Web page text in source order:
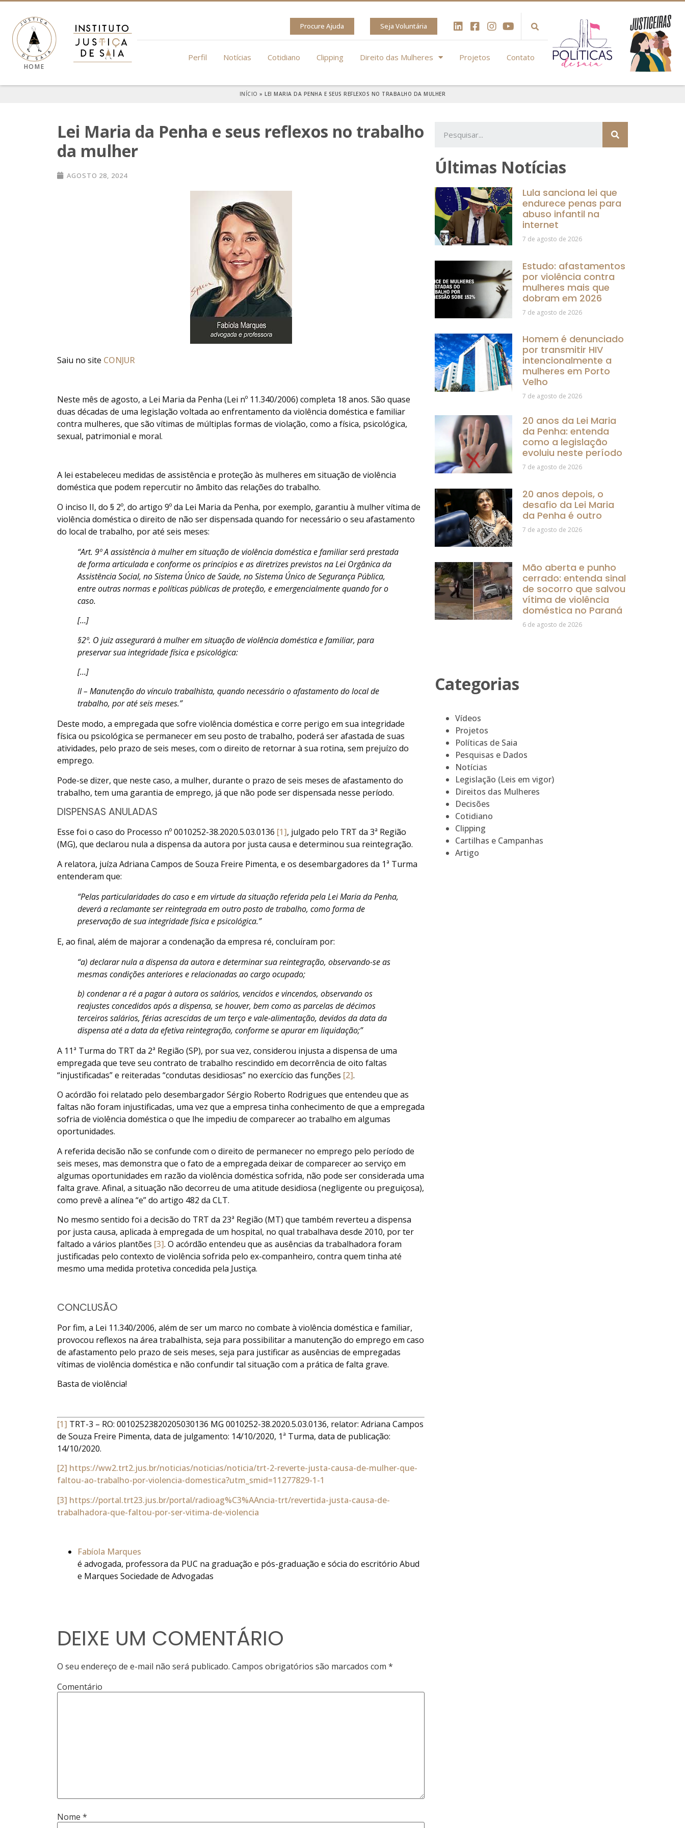
HOME
Procure Ajuda Seja Voluntária
Perfil Notícias Cotidiano Clipping Direito das Mulheres Projetos Contato
INÍCIO »LEI MARIA DA PENHA E SEUS REFLEXOS NO TRABALHO DA MULHER
Lei Maria da Penha e seus reflexos no trabalho
da mulher
AGOSTO 28, 2024
Saiu no site CONJUR
Neste mês de agosto, a Lei Maria da Penha (Lei nº 11.340/2006) completa 18 anos. São quase
duas décadas de uma legislação voltada ao enfrentamento da violência doméstica e familiar
contra mulheres, que são vítimas de múltiplas formas de violação, como a física, psicológica,
sexual, patrimonial e moral.
A lei estabeleceu medidas de assistência e proteção às mulheres em situação de violência
doméstica que podem repercutir no âmbito das relações do trabalho.
O inciso II, do § 2º, do artigo 9º da Lei Maria da Penha, por exemplo, garantiu à mulher vítima de
violência doméstica o direito de não ser dispensada quando for necessário o seu afastamento
do local de trabalho, por até seis meses:
“Art. 9º A assistência à mulher em situação de violência doméstica e familiar será prestada
de forma articulada e conforme os princípios e as diretrizes previstos na Lei Orgânica da
Assistência Social, no Sistema Único de Saúde, no Sistema Único de Segurança Pública,
entre outras normas e políticas públicas de proteção, e emergencialmente quando for o
caso.
[…]
§2º. O juiz assegurará à mulher em situação de violência doméstica e familiar, para
preservar sua integridade física e psicológica:
[…]
II – Manutenção do vínculo trabalhista, quando necessário o afastamento do local de
trabalho, por até seis meses.”
Deste modo, a empregada que sofre violência doméstica e corre perigo em sua integridade
física ou psicológica se permanecer em seu posto de trabalho, poderá ser afastada de suas
atividades, pelo prazo de seis meses, com o direito de retornar à sua rotina, sem prejuízo do
emprego.
Pode-se dizer, que neste caso, a mulher, durante o prazo de seis meses de afastamento do
trabalho, tem uma garantia de emprego, já que não pode ser dispensada nesse período.
DISPENSAS ANULADAS
Esse foi o caso do Processo nº 0010252-38.2020.5.03.0136 [1], julgado pelo TRT da 3ª Região
(MG), que declarou nula a dispensa da autora por justa causa e determinou sua reintegração.
A relatora, juíza Adriana Campos de Souza Freire Pimenta, e os desembargadores da 1ª Turma
entenderam que:
“Pelas particularidades do caso e em virtude da situação referida pela Lei Maria da Penha,
deverá a reclamante ser reintegrada em outro posto de trabalho, como forma de
preservação de sua integridade física e psicológica.”
E, ao final, além de majorar a condenação da empresa ré, concluíram por:
“a) declarar nula a dispensa da autora e determinar sua reintegração, observando-se as
mesmas condições anteriores e relacionadas ao cargo ocupado;
b) condenar a ré a pagar à autora os salários, vencidos e vincendos, observando os
reajustes concedidos após a dispensa, se houver, bem como as parcelas de décimos
terceiros salários, férias acrescidas de um terço e vale-alimentação, devidos da data da
dispensa até a data da efetiva reintegração, conforme se apurar em liquidação;”
A 11ª Turma do TRT da 2ª Região (SP), por sua vez, considerou injusta a dispensa de uma
empregada que teve seu contrato de trabalho rescindido em decorrência de oito faltas
“injustificadas” e reiteradas “condutas desidiosas” no exercício das funções [2].
O acórdão foi relatado pelo desembargador Sérgio Roberto Rodrigues que entendeu que as
faltas não foram injustificadas, uma vez que a empresa tinha conhecimento de que a empregada
sofria de violência doméstica o que lhe impediu de comparecer ao trabalho em algumas
oportunidades.
A referida decisão não se confunde com o direito de permanecer no emprego pelo período de
seis meses, mas demonstra que o fato de a empregada deixar de comparecer ao serviço em
algumas oportunidades em razão da violência doméstica sofrida, não pode ser considerada uma
falta grave. Afinal, a situação não decorreu de uma atitude desidiosa (negligente ou preguiçosa),
como prevê a alínea “e” do artigo 482 da CLT.
No mesmo sentido foi a decisão do TRT da 23ª Região (MT) que também reverteu a dispensa
por justa causa, aplicada à empregada de um hospital, no qual trabalhava desde 2010, por ter
faltado a vários plantões [3]. O acórdão entendeu que as ausências da trabalhadora foram
justificadas pelo contexto de violência sofrida pelo ex-companheiro, contra quem tinha até
mesmo uma medida protetiva concedida pela Justiça.
CONCLUSÃO
Por fim, a Lei 11.340/2006, além de ser um marco no combate à violência doméstica e familiar,
provocou reflexos na área trabalhista, seja para possibilitar a manutenção do emprego em caso
de afastamento pelo prazo de seis meses, seja para justificar as ausências de empregadas
vítimas de violência doméstica e não confundir tal situação com a prática de falta grave.
Basta de violência!
[1] TRT-3 – RO: 00102523820205030136 MG 0010252-38.2020.5.03.0136, relator: Adriana Campos
de Souza Freire Pimenta, data de julgamento: 14/10/2020, 1ª Turma, data de publicação:
14/10/2020.
[2] https://ww2.trt2.jus.br/noticias/noticias/noticia/trt-2-reverte-justa-causa-de-mulher-que-
faltou-ao-trabalho-por-violencia-domestica?utm_smid=11277829-1-1
[3] https://portal.trt23.jus.br/portal/radioag%C3%AAncia-trt/revertida-justa-causa-de-
trabalhadora-que-faltou-por-ser-vitima-de-violencia
Fabíola Marques
é advogada, professora da PUC na graduação e pós-graduação e sócia do escritório Abud
e Marques Sociedade de Advogadas
DEIXE UM COMENTÁRIO
O seu endereço de e-mail não será publicado. Campos obrigatórios são marcados com *
Comentário
Nome *
Últimas Notícias
Lula sanciona lei que
endurece penas para
abuso infantil na
internet
7 de agosto de 2026
Estudo: afastamentos
por violência contra
mulheres mais que
dobram em 2026
7 de agosto de 2026
Homem é denunciado
por transmitir HIV
intencionalmente a
mulheres em Porto
Velho
7 de agosto de 2026
20 anos da Lei Maria
da Penha: entenda
como a legislação
evoluiu neste período
7 de agosto de 2026
20 anos depois, o
desafio da Lei Maria
da Penha é outro
7 de agosto de 2026
Mão aberta e punho
cerrado: entenda sinal
de socorro que salvou
vítima de violência
doméstica no Paraná
6 de agosto de 2026
Categorias
Vídeos
Projetos
Políticas de Saia
Pesquisas e Dados
Notícias
Legislação (Leis em vigor)
Direitos das Mulheres
Decisões
Cotidiano
Clipping
Cartilhas e Campanhas
Artigo